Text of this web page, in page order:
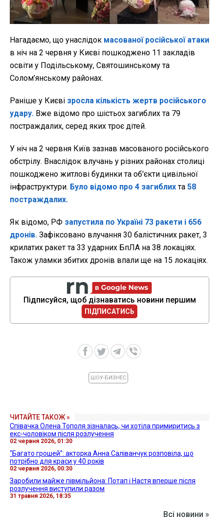
Нагадаємо, що унаслідок масованої російської атаки
в ніч на 2 червня у Києві пошкоджено 11 закладів
освіти у Подільському, Святошинському та
Солом’янському районах.
Раніше у Києві зросла кількість жертв російського
удару. Вже відомо про шістьох загиблих та 79
постраждалих, серед яких троє дітей.
У ніч на 2 червня Київ зазнав масованого російського
обстрілу. Внаслідок влучань у різних районах столиці
пошкоджено житлові будинки та об'єкти цивільної
інфраструктури. Було відомо про 4 загиблихта 58
постраждалих.
Як відомо, РФ запустила по Україні 73 ракети і 656
дронів. Зафіксовано влучання 30 балістичних ракет, 3
крилатих ракет та 33 ударних БпЛА на 38 локаціях.
Також уламки збитих дронів впали ще на 15 локаціях.
Підписуйся, щоб дізнаватись новини першим
ПІДПИСАТИСЬ
ШОУ-БИЗНЕС
ЧИТАЙТЕ ТАКОЖ »
Співачка Олена Тополя зізналась, чи хотіла примиритись з
екс-чоловіком після розлучення
02 червня 2026, 01:30
"Багато грошей": акторка Анна Саліванчук розповіла, що
потрібно для краси у 40 років
02 червня 2026, 00:30
Заробили майже півмільйона: Потап і Настя вперше після
розлучення виступили разом
31 травня 2026, 18:35
Всі новини »